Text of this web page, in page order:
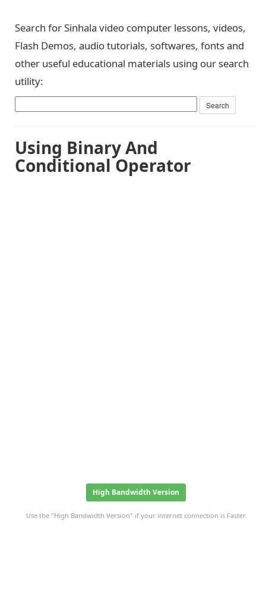
Search for Sinhala video computer lessons, videos,
Flash Demos, audio tutorials, softwares, fonts and
other useful educational materials using our search
utility:
Using Binary And
Conditional Operator
High Bandwidth Version
Use the "High Bandwidth Version" if your internet connection is Faster.